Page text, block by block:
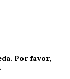
Por favor,